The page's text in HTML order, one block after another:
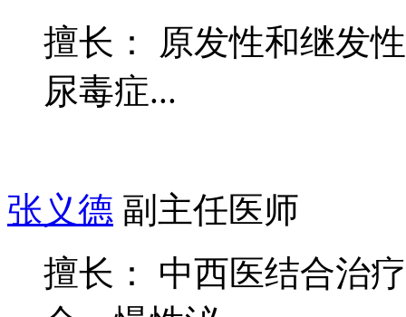
擅长： 原发性和继发
尿毒症...
张义德 副主任医师
擅长： 中西医结合治